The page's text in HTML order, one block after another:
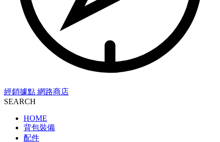
經銷據點 網路商店
SEARCH
HOME
背包裝備
配件